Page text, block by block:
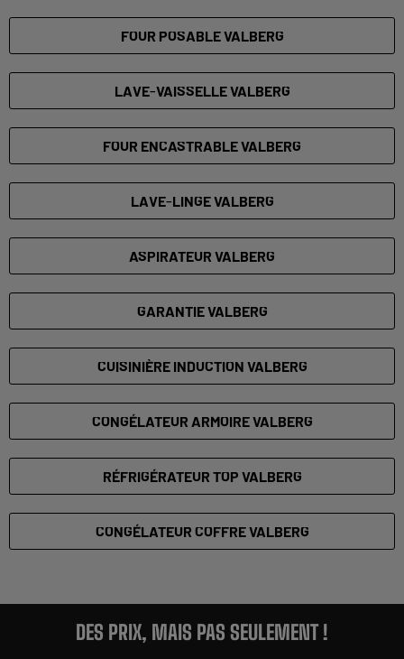
FOUR POSABLE VALBERG
LAVE-VAISSELLE VALBERG
FOUR ENCASTRABLE VALBERG
LAVE-LINGE VALBERG
ASPIRATEUR VALBERG
GARANTIE VALBERG
CUISINIÈRE INDUCTION VALBERG
CONGÉLATEUR ARMOIRE VALBERG
RÉFRIGÉRATEUR TOP VALBERG
CONGÉLATEUR COFFRE VALBERG
DES PRIX, MAIS PAS SEULEMENT !